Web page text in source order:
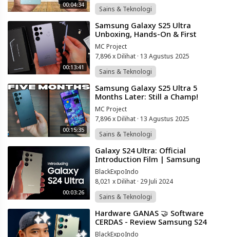
00:04:34
Sains & Teknologi
00:13:41
⁣Samsung Galaxy S25 Ultra
Unboxing, Hands-On & First
Impressions! (Titanium Silverblue)
MC Project
7,896 x Dilihat · 13 Agustus 2025
Sains & Teknologi
00:15:35
⁣Samsung Galaxy S25 Ultra 5
Months Later: Still a Champ!
(HONEST THOUGHTS)
MC Project
7,896 x Dilihat · 13 Agustus 2025
Sains & Teknologi
00:03:26
⁣Galaxy S24 Ultra: Official
Introduction Film | Samsung
Indonesia
BlackExpoIndo
8,021 x Dilihat · 29 Juli 2024
Sains & Teknologi
⁣Hardware GANAS 🤝 Software
CERDAS - Review Samsung S24
Ultra Indonesia!
BlackExpoIndo